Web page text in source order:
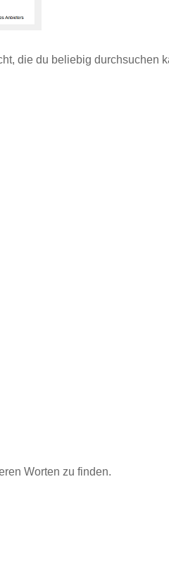
die du beliebig durchsuchen
Worten zu finden.